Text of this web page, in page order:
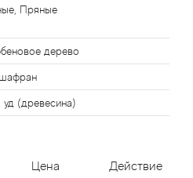
Пряные
дерево
уд (древесина)
Цена Действие